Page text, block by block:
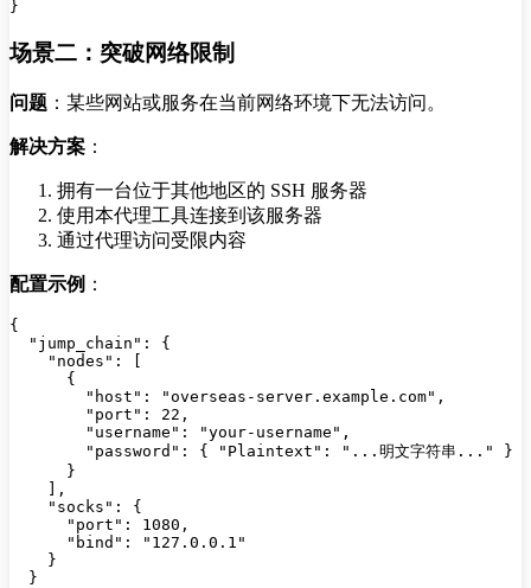
场景二：突破网络限制
问题 ：某些网站或服务在当前网络环境下无法访问。
解决方案 ：
拥有一台位于其他地区的 SSH 服务器
使用本代理工具连接到该服务器
通过代理访问受限内容
配置示例 ：
{
  "jump_chain": {
    "nodes": [
      {
        "host": "overseas-server.example.com",
        "port": 22,
        "username": "your-username",
        "password": { "Plaintext": "...明文字符串..." }
      }
    ],
    "socks": {
      "port": 1080,
      "bind": "127.0.0.1"
    }
  }